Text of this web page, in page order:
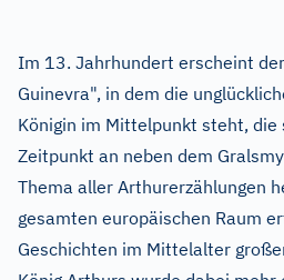
Im 13. Jahrhundert erscheint
Guinevra", in dem die
Königin im Mittelpunkt steht, die
Zeitpunkt an neben dem
Thema aller Arthurerzählungen
gesamten europäischen Raum
Geschichten im Mittelalter